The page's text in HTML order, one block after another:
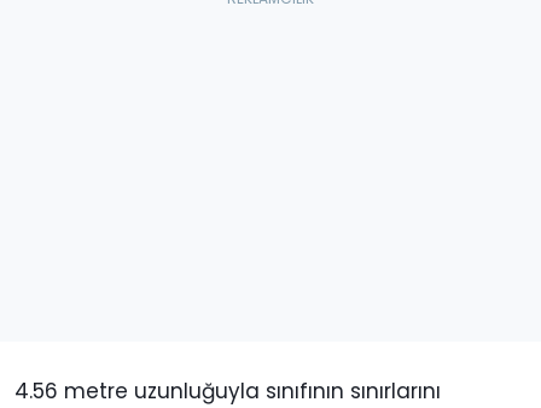
4.56 metre uzunluğuyla sınıfının sınırlarını